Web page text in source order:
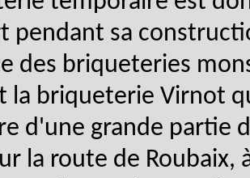
pendant sa
des briqueteries
la briqueterie Virnot
d'une grande partie
la route de Roubaix,